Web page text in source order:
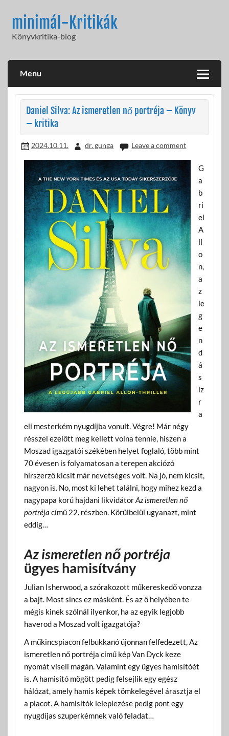
contentminimál-Kritikák
Könyvkritika-blog
Menu
Daniel Silva: Az ismeretlen nő portréja – Könyv
– kritika
2024.10.11. dr. gunga Leave a comment
G
a
b
ri
el
A
ll
o
n,
a
z
le
g
e
n
d
á
s
iz
r
a
eli mesterkém nyugdíjba vonult. Végre! Már négy
résszel ezelőtt meg kellett volna tennie, hiszen a
Moszad igazgatói székében helyet foglaló, több mint
70 évesen is folyamatosan a terepen akciózó
hírszerző kicsit már nevetséges volt. Na jó, nem kicsit,
nagyon is. No, most ki lehet találni, hogy mihez kezd a
nagypapa korú hajdani likvidátorAz ismeretlen nő
portréja című 22. részben. Körülbelül ugyanazt, mint
eddig…
Az ismeretlen nő portréja
ügyes hamisítvány
Julian Isherwood, a szórakozott műkereskedő vonzza
a bajt. Most sincs ez másként. És az ő helyében te
mégis kinek szólnál ilyenkor, ha az egyik legjobb
haverod a Moszad volt igazgatója?
A műkincspiacon felbukkanó újonnan felfedezett, Az
ismeretlen nő portréja című kép Van Dyck keze
nyomát viseli magán. Valamint egy ügyes hamisítóét
is. A hamisító mögött pedig felsejlik egy egész
hálózat, amely hamis képek tömkelegével árasztja el
a piacot. A hamisítók leleplezése pedig pont egy
nyugdíjas szuperkémnek való feladat…